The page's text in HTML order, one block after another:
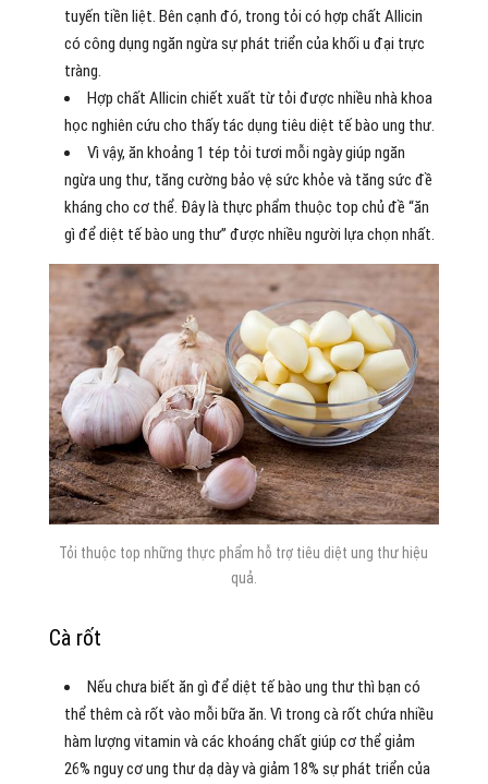
tuyến tiền liệt. Bên cạnh đó, trong tỏi có hợp chất Allicin
có công dụng ngăn ngừa sự phát triển của khối u đại trực
tràng.
Hợp chất Allicin chiết xuất từ tỏi được nhiều nhà khoa
học nghiên cứu cho thấy tác dụng tiêu diệt tế bào ung thư.
Vì vậy, ăn khoảng 1 tép tỏi tươi mỗi ngày giúp ngăn
ngừa ung thư, tăng cường bảo vệ sức khỏe và tăng sức đề
kháng cho cơ thể. Đây là thực phẩm thuộc top chủ đề “ăn
gì để diệt tế bào ung thư” được nhiều người lựa chọn nhất.
Tỏi thuộc top những thực phẩm hỗ trợ tiêu diệt ung thư hiệu
quả.
Cà rốt
Nếu chưa biết ăn gì để diệt tế bào ung thư thì bạn có
thể thêm cà rốt vào mỗi bữa ăn. Vì trong cà rốt chứa nhiều
hàm lượng vitamin và các khoáng chất giúp cơ thể giảm
26% nguy cơ ung thư dạ dày và giảm 18% sự phát triển của